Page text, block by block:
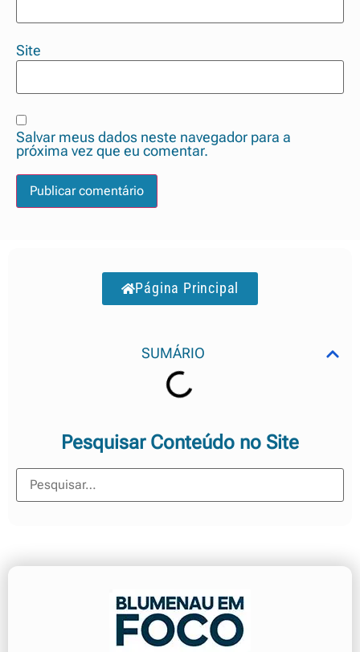
Site
Salvar meus dados neste navegador para a
próxima vez que eu comentar.
Página Principal
SUMÁRIO
Pesquisar Conteúdo no Site